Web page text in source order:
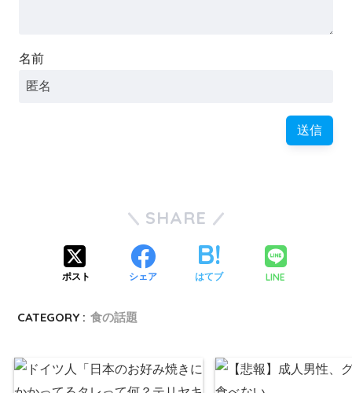
名前
SHARE
ポスト シェア はてブ LINE
CATEGORY : 食の話題